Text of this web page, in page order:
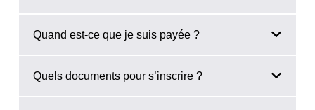
Quand est-ce que je suis payée ?
Quels documents pour s’inscrire ?